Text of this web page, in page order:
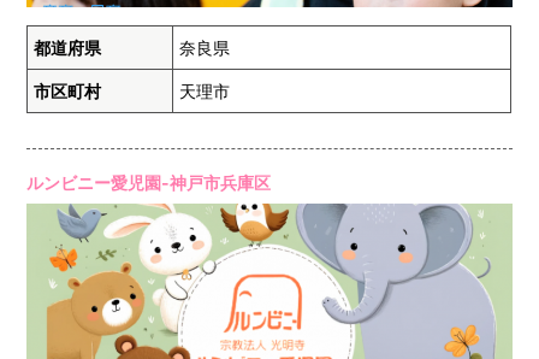
都道府県 奈良県
市区町村 天理市
ルンビニー愛児園-神戸市兵庫区